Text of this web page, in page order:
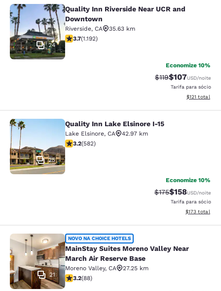
Quality Inn Riverside Near UCR
24
Quality Inn Riverside Near UCR and
Downtown
Riverside, CA
35.63 km
classificação 3.66 estrelas. Bom. 1192 avaliações
3.7(1.192)
Economize 10%
Tarifa anterior
$119Tarifa com
$107USD/noite
Tarifa para sócio
Exibir
$121 total
Quality Inn Lake Elsinore I-15
25
Quality Inn Lake Elsinore I-15
Lake Elsinore, CA
42.97 km
classificação 3.23 estrelas. Bom. 582 avaliações
3.2(582)
Economize 10%
Tarifa anterior
$175Tarifa com
$158USD/noite
Tarifa para sócio
Exibir
$173 total
MainStay Suites Moreno Valley
21
NOVO NA CHOICE HOTELS
MainStay Suites Moreno Valley Near
March Air Reserve Base
Moreno Valley, CA
27.25 km
classificação 3.16 estrelas. Bom. 88 avaliações
3.2(88)